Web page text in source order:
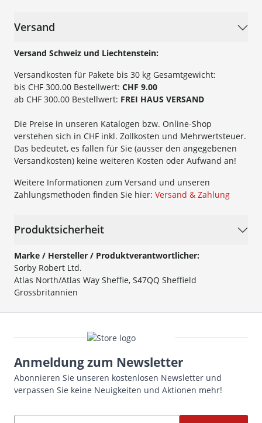
Versand
Versand Schweiz und Liechtenstein:
Versandkosten für Pakete bis 30 kg Gesamtgewicht:
bis CHF 300.00 Bestellwert: CHF 9.00
ab CHF 300.00 Bestellwert: FREI HAUS VERSAND
Die Preise in unseren Katalogen bzw. Online-Shop
verstehen sich in CHF inkl. Zollkosten und Mehrwertsteuer.
Das bedeutet, es fallen für Sie (ausser den angegebenen
Versandkosten) keine weiteren Kosten oder Aufwand an!
Weitere Informationen zum Versand und unseren
Zahlungsmethoden finden Sie hier: Versand & Zahlung
Produktsicherheit
Marke / Hersteller / Produktverantwortlicher:
Sorby Robert Ltd.
Atlas North/Atlas Way Sheffie, S47QQ Sheffield
Grossbritannien
Anmeldung zum Newsletter
Abonnieren Sie unseren kostenlosen Newsletter und
verpassen Sie keine Neuigkeiten und Aktionen mehr!